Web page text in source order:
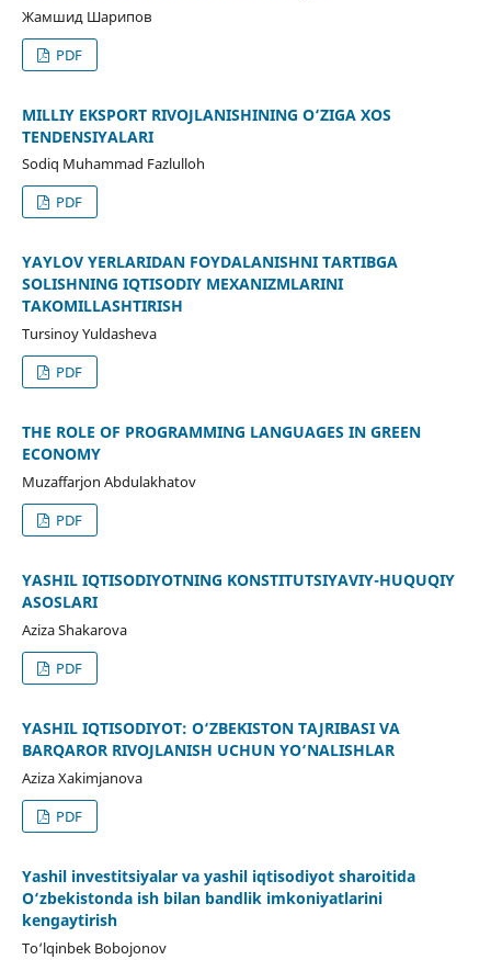
Жамшид Шарипов
PDF
MILLIY EKSPORT RIVOJLANISHINING O‘ZIGA XOS
TENDENSIYALARI
Sodiq Muhammad Fazlulloh
PDF
YAYLOV YERLARIDAN FOYDALANISHNI TARTIBGA
SOLISHNING IQTISODIY MEXANIZMLARINI
TAKOMILLASHTIRISH
Tursinoy Yuldasheva
PDF
THE ROLE OF PROGRAMMING LANGUAGES IN GREEN
ECONOMY
Muzaffarjon Abdulakhatov
PDF
YASHIL IQTISODIYOTNING KONSTITUTSIYAVIY-HUQUQIY
ASOSLARI
Aziza Shakarova
PDF
YASHIL IQTISODIYOT: O‘ZBEKISTON TAJRIBASI VA
BARQAROR RIVOJLANISH UCHUN YO‘NALISHLAR
Aziza Xakimjanova
PDF
Yashil investitsiyalar va yashil iqtisodiyot sharoitida
O‘zbekistonda ish bilan bandlik imkoniyatlarini
kengaytirish
To‘lqinbek Bobojonov